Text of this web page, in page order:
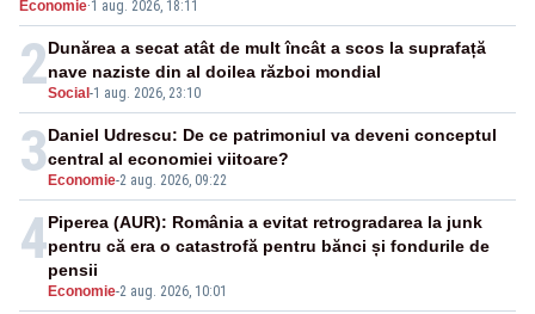
energetică
Economie·1 aug. 2026, 18:11
2Social -1 aug. 2026, 23:10
Dunărea a secat atât de mult încât a scos la suprafață
nave naziste din al doilea război mondial
3 Economie-2 aug. 2026, 09:22
Daniel Udrescu: De ce patrimoniul va deveni conceptul
central al economiei viitoare?
4
Economie-2 aug. 2026, 10:01
Piperea (AUR): România a evitat retrogradarea la junk
pentru că era o catastrofă pentru bănci și fondurile de
pensii